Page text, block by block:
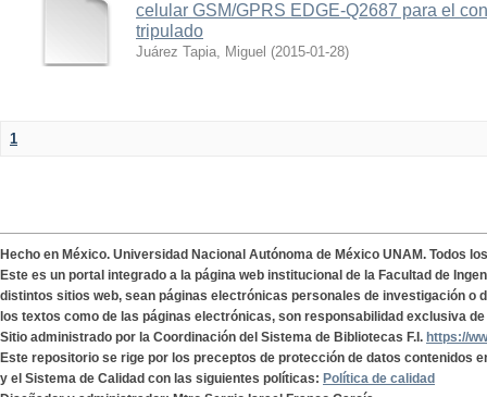
celular GSM/GPRS EDGE-Q2687 para el
tripulado
Juárez Tapia, Miguel (2015-01-28)
1
Hecho en México. Universidad Nacional Autónoma de México UNAM. Todos
Este es un portal integrado a la página web institucional de la Facultad de
distintos sitios web, sean páginas electrónicas personales de investigación o
los textos como de las páginas electrónicas, son responsabilidad exclusiva
Sitio administrado por la Coordinación del Sistema de Bibliotecas F.I. https://
Este repositorio se rige por los preceptos de protección de datos contenidos
y el Sistema de Calidad con las siguientes políticas: Política de calidad